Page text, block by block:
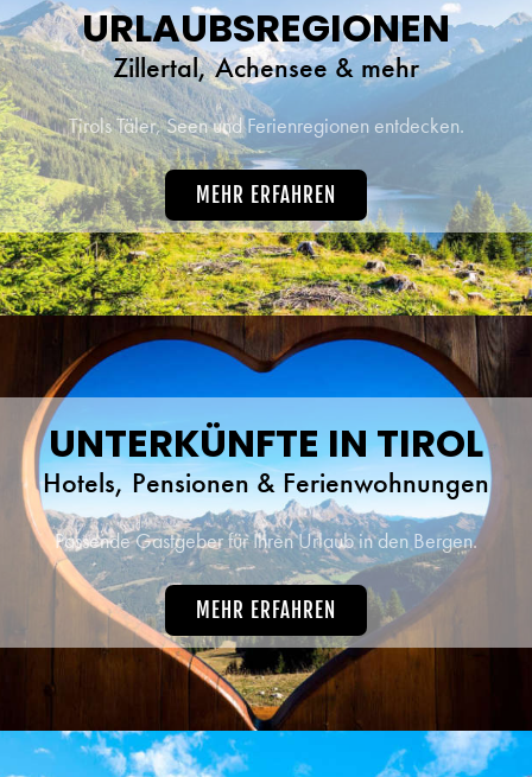
URLAUBSREGIONEN
Zillertal, Achensee & mehr
Tirols Täler, Seen und Ferienregionen entdecken.
MEHR ERFAHREN
UNTERKÜNFTE IN TIROL
Hotels, Pensionen & Ferienwohnungen
Passende Gastgeber für Ihren Urlaub in den Bergen.
MEHR ERFAHREN